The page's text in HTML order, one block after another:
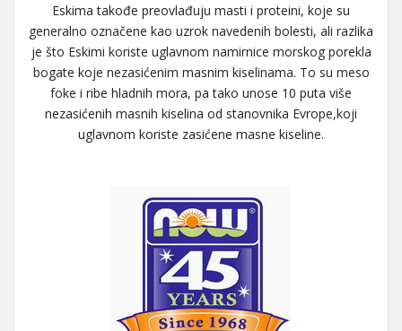
Eskima takođe preovlađuju masti i proteini, koje su
generalno označene kao uzrok navedenih bolesti, ali razlika
je što Eskimi koriste uglavnom namirnice morskog porekla
bogate koje nezasićenim masnim kiselinama. To su meso
foke i ribe hladnih mora, pa tako unose 10 puta više
nezasićenih masnih kiselina od stanovnika Evrope,koji
uglavnom koriste zasićene masne kiseline.